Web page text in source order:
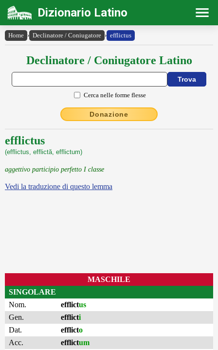
Dizionario Latino
Home › Declinatore / Coniugatore › efflictus
Declinatore / Coniugatore Latino
Cerca nelle forme flesse
Donazione
efflictus
(efflictus, efflictă, efflictum)
aggettivo participio perfetto I classe
Vedi la traduzione di questo lemma
MASCHILE
SINGOLARE
Nom.
efflictus
Gen.
efflicti
Dat.
efflicto
Acc.
efflictum